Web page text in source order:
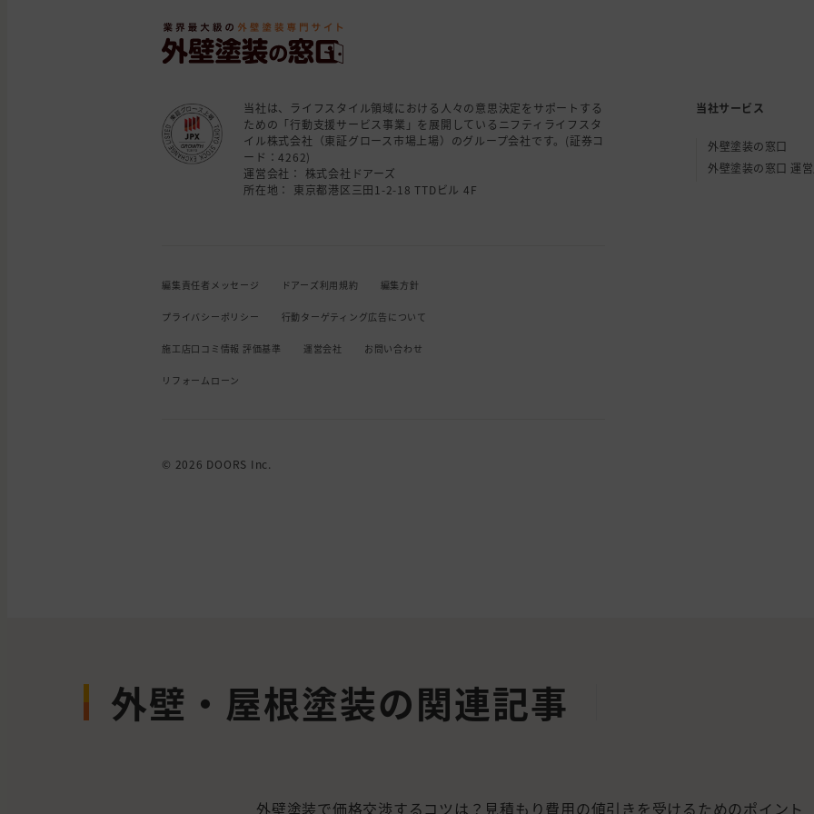
当社サービス
外壁塗装の窓口
外壁塗装の窓口 運
当社は、ライフスタイル領域における人々の意思決定をサポートする
ための「行動支援サービス事業」を展開しているニフティライフスタ
イル株式会社（東証グロース市場上場）のグループ会社です。(証券コ
ード：4262)
運営会社： 株式会社ドアーズ
所在地： 東京都港区三田1-2-18 TTDビル 4F
編集責任者メッセージ ドアーズ利用規約 編集方針
プライバシーポリシー 行動ターゲティング広告について
施工店口コミ情報 評価基準 運営会社 お問い合わせ
リフォームローン
© 2026 DOORS Inc.
外壁・屋根塗装の関連記事
外壁塗装で価格交渉するコツは？見積もり費用の値引きを受けるためのポイント